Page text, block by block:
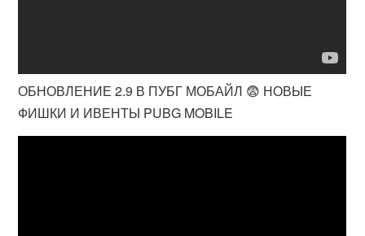
ОБНОВЛЕНИЕ 2.9 В ПУБГ МОБАЙЛ 😨 НОВЫЕ
ФИШКИ И ИВЕНТЫ PUBG MOBILE